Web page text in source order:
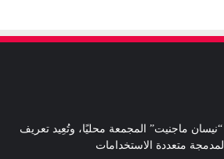
ماجنيت” المجمعة محليًا، وتُعِيد تعريف
متعددة الاستخدامات